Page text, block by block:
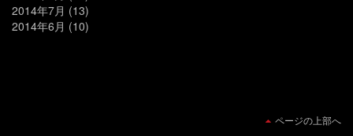
2014年7月 (13)
2014年6月 (10)
ページの上部へ